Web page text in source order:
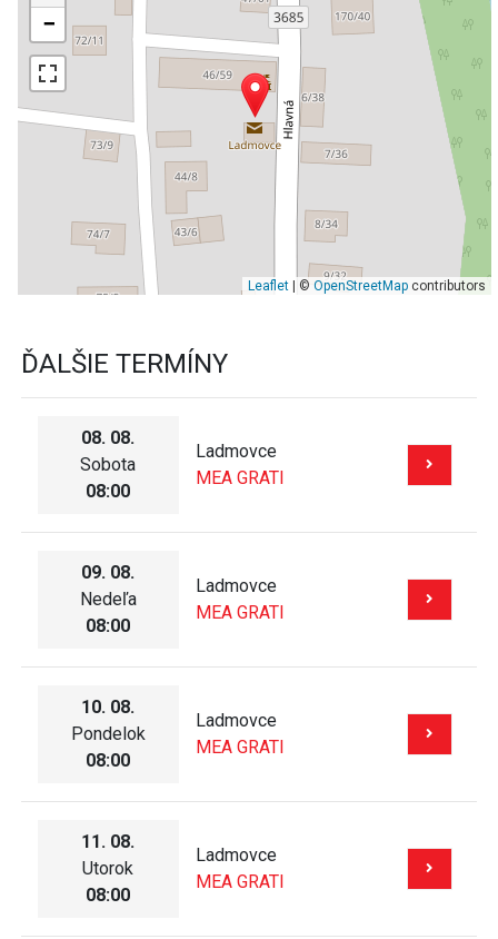
−
Leaflet| © OpenStreetMapcontributors
ĎALŠIE TERMÍNY
08. 08.
Sobota
08:00
Ladmovce
MEA GRATI
09. 08.
Nedeľa
08:00
Ladmovce
MEA GRATI
10. 08.
Pondelok
08:00
Ladmovce
MEA GRATI
11. 08.
Utorok
08:00
Ladmovce
MEA GRATI